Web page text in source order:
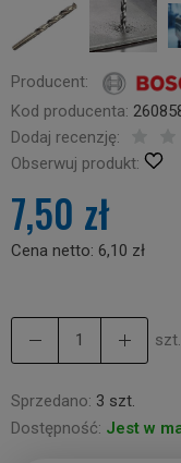
Producent:
Kod producenta:
Dodaj recenzję:
Obserwuj produkt:
7,50 zł
Cena netto: 6,10 zł
szt.
Sprzedano: 3 szt.
Dostępność: Jest w